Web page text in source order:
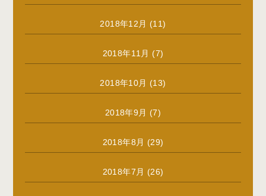
2018年12月 (11)
2018年11月 (7)
2018年10月 (13)
2018年9月 (7)
2018年8月 (29)
2018年7月 (26)